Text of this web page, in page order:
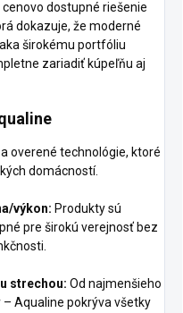
dostupné riešenie
dokazuje, že moderné
širokému portfóliu
zariadiť kúpeľňu aj
overené technológie, ktoré
domácností.
výkon: Produkty sú
pre širokú verejnosť bez
strechou: Od najmenšieho
Aqualine pokrýva všetky